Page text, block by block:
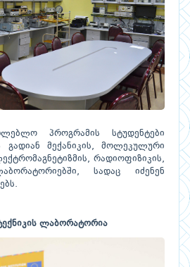
პროგრამის სტუდენტები
გადიან მექანიკის, მოლეკულური
რადიოფიზიკის,
სადაც იძენენ
ლაბორატორია